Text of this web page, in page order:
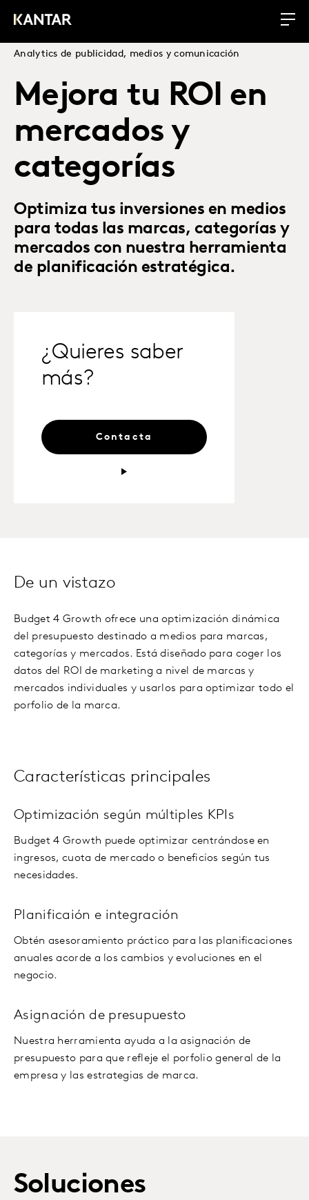
Analytics de publicidad, medios y comunicación
Mejora tu ROI en
mercados y
categorías
Optimiza tus inversiones en medios
para todas las marcas, categorías y
mercados con nuestra herramienta
de planificación estratégica.
¿Quieres saber
más?
Contacta
De un vistazo
Budget 4 Growth ofrece una optimización dinámica
del presupuesto destinado a medios para marcas,
categorías y mercados. Está diseñado para coger los
datos del ROI de marketing a nivel de marcas y
mercados individuales y usarlos para optimizar todo el
porfolio de la marca.
Características principales
Optimización según múltiples KPIs
Budget 4 Growth puede optimizar centrándose en
ingresos, cuota de mercado o beneficios según tus
necesidades.
Planificaión e integración
Obtén asesoramiento práctico para las planificaciones
anuales acorde a los cambios y evoluciones en el
negocio.
Asignación de presupuesto
Nuestra herramienta ayuda a la asignación de
presupuesto para que refleje el porfolio general de la
empresa y las estrategias de marca.
Soluciones